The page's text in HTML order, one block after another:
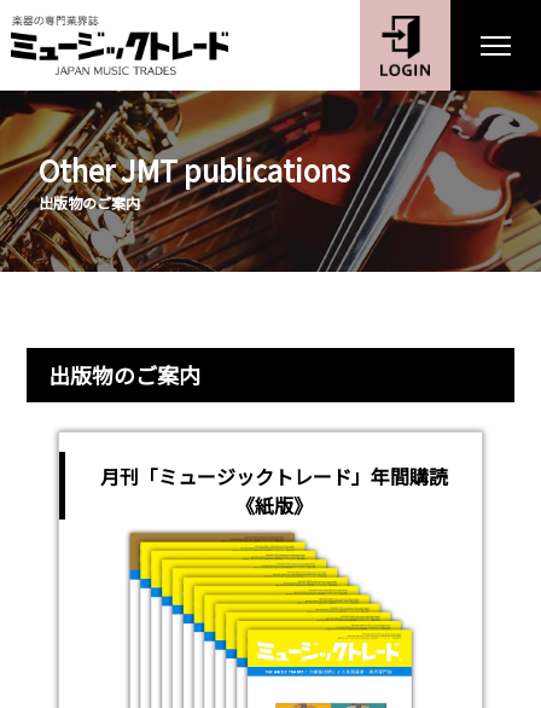
Other JMT publications
出版物のご案内
出版物のご案内
月刊「ミュージックトレード」年間購読
《紙版》